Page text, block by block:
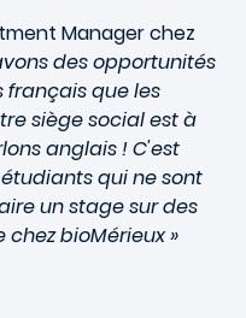
Manager chez
des opportunités
français que les
siège social est à
anglais ! C'est
qui ne sont
un stage sur des
bioMérieux »